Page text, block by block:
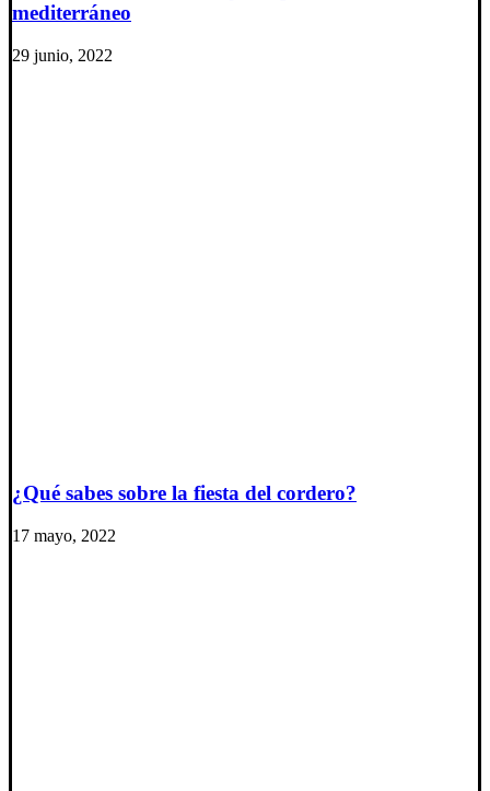
mediterráneo
29 junio, 2022
¿Qué sabes sobre la fiesta del cordero?
17 mayo, 2022